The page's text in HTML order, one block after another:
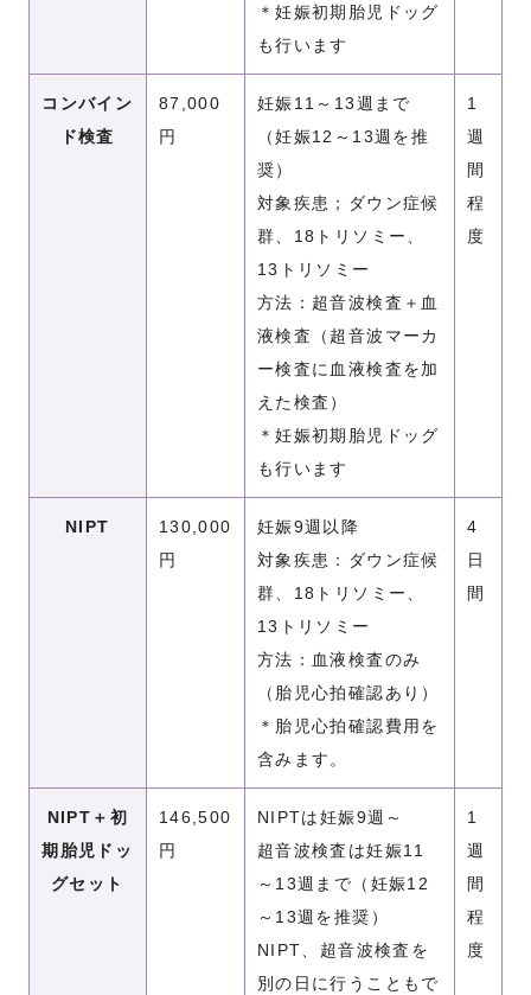
＊妊娠初期胎児ドッグ
も行います
コンバイン
ド検査
87,000
円
妊娠11～13週まで
（妊娠12～13週を推
奨）
対象疾患；ダウン症候
群、18トリソミー、
13トリソミー
方法：超音波検査＋血
液検査（超音波マーカ
ー検査に血液検査を加
えた検査）
＊妊娠初期胎児ドッグ
も行います
1
週
間
程
度
NIPT
130,000
円
妊娠9週以降
対象疾患：ダウン症候
群、18トリソミー、
13トリソミー
方法：血液検査のみ
（胎児心拍確認あり）
＊胎児心拍確認費用を
含みます。
4
日
間
NIPT＋初
期胎児ドッ
グセット
146,500
円
NIPTは妊娠9週～
超音波検査は妊娠11
～13週まで（妊娠12
～13週を推奨）
NIPT、超音波検査を
別の日に行うこともで
1
週
間
程
度